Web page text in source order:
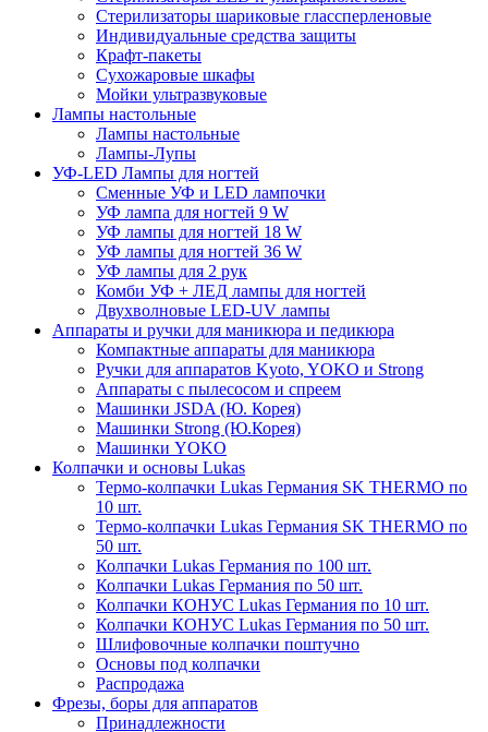
Стерилизаторы шариковые глассперленовые
Индивидуальные средства защиты
Крафт-пакеты
Сухожаровые шкафы
Мойки ультразвуковые
Лампы настольные
Лампы настольные
Лампы-Лупы
УФ-LED Лампы для ногтей
Сменные УФ и LED лампочки
УФ лампа для ногтей 9 W
УФ лампы для ногтей 18 W
УФ лампы для ногтей 36 W
УФ лампы для 2 рук
Комби УФ + ЛЕД лампы для ногтей
Двухволновые LED-UV лампы
Аппараты и ручки для маникюра и педикюра
Компактные аппараты для маникюра
Ручки для аппаратов Kyoto, YOKO и Strong
Аппараты с пылесосом и спреем
Машинки JSDA (Ю. Корея)
Машинки Strong (Ю.Корея)
Машинки YOKO
Колпачки и основы Lukas
Термо-колпачки Lukas Германия SK THERMO по
10 шт.
Термо-колпачки Lukas Германия SK THERMO по
50 шт.
Колпачки Lukas Германия по 100 шт.
Колпачки Lukas Германия по 50 шт.
Колпачки КОНУС Lukas Германия по 10 шт.
Колпачки КОНУС Lukas Германия по 50 шт.
Шлифовочные колпачки поштучно
Основы под колпачки
Распродажа
Фрезы, боры для аппаратов
Принадлежности